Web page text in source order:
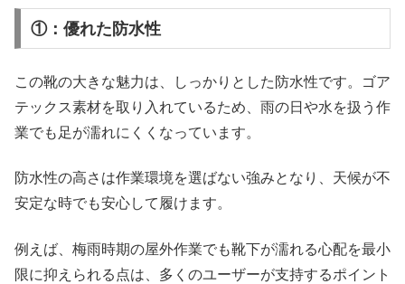
①：優れた防水性
この靴の大きな魅力は、しっかりとした防水性です。ゴア
テックス素材を取り入れているため、雨の日や水を扱う作
業でも足が濡れにくくなっています。
防水性の高さは作業環境を選ばない強みとなり、天候が不
安定な時でも安心して履けます。
例えば、梅雨時期の屋外作業でも靴下が濡れる心配を最小
限に抑えられる点は、多くのユーザーが支持するポイント